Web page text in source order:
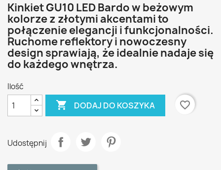
Kinkiet GU10 LED Bardo w beżowym
kolorze z złotymi akcentami to
połączenie elegancji i funkcjonalności.
Ruchome reflektory i nowoczesny
design sprawiają, że idealnie nadaje się
do każdego wnętrza.
Ilość
 DODAJ DO KOSZYKA favorite_border
Udostępnij